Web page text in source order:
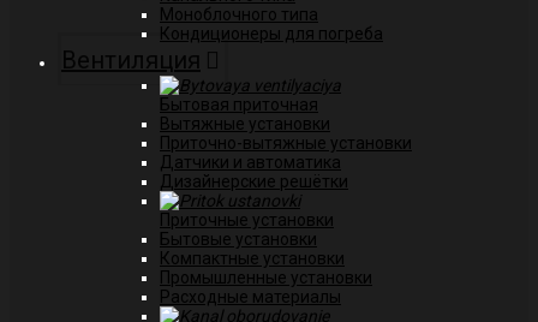
Моноблочного типа
Кондиционеры для погреба
Вентиляция
Бытовая приточная
Вытяжные установки
Приточно-вытяжные установки
Датчики и автоматика
Дизайнерские решётки
Приточные установки
Бытовые установки
Компактные установки
Промышленные установки
Расходные материалы